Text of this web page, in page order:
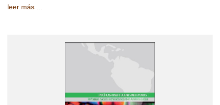
leer más ...